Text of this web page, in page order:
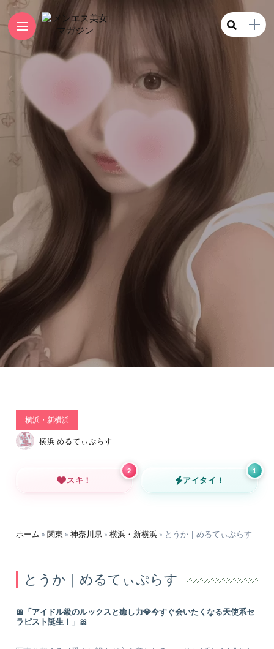
横浜・新横浜
横浜 めるてぃぷらす
2
スキ！
1
アイタイ！
ホーム » 関東 » 神奈川県 » 横浜・新横浜 » とうか｜めるてぃぷらす
とうか｜めるてぃぷらす
🎀「アイドル級のルックスと癒し力💎今すぐ会いたくなる天使系セ
ラピスト誕生！」🎀